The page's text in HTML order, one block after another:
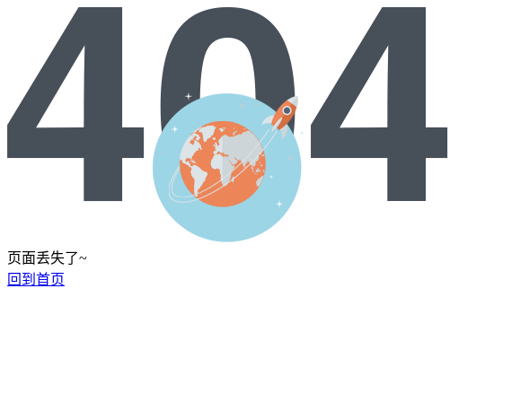
页面丢失了~
回到首页